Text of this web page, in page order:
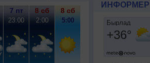
7 пт
23:00
8 сб
2:00
8 сб
5:00
ИНФОРМЕР